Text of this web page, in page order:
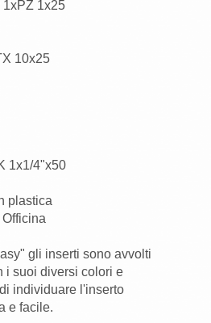
1xPZ 1x25
10x25
1x1/4"x50
plastica
gli inserti sono avvolti
i suoi diversi colori e
di individuare l'inserto
e facile.